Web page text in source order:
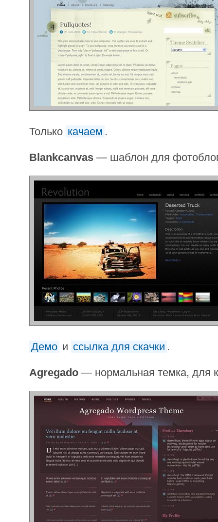
Только качаем .
Blankcanvas — шаблон для
Демо и ссылка для скачки .
Agregado — нормальная темка, для